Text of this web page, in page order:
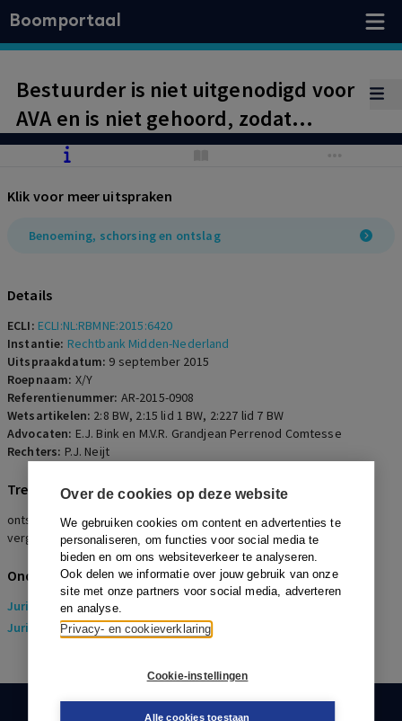
Over de cookies op deze website
We gebruiken cookies om content en advertenties te
personaliseren, om functies voor social media te
bieden en om ons websiteverkeer te analyseren.
Ook delen we informatie over jouw gebruik van onze
site met onze partners voor social media, adverteren
en analyse.
Privacy- en cookieverklaring
Cookie-instellingen
Alle cookies toestaan
Boomportaal
Bestuurder is niet uitgenodigd voor
AVA en is niet gehoord, zodat
ontslagbesluit vernietigbaar is.
Klik voor meer uitspraken
Benoeming, schorsing en ontslag
Details
ECLI: ECLI:NL:RBMNE:2015:6420
Instantie: Rechtbank Midden-Nederland
Uitspraakdatum: 9 september 2015
Roepnaam: X/Y
Referentienummer: AR-2015-0908
Wetsartikelen: 2:8 BW, 2:15 lid 1 BW, 2:227 lid 7 BW
Advocaten: E.J. Bink en M.V.R. Grandjean Perrenod Comtesse
Rechters: P.J. Neijt
Trefwoorden
ontslag statutair bestuurder, horen ontslagbesluit, algemene
vergadering van aandeelhouders, vernietigbaar ontslagbesluit
Onderwerpen
Juridisch> Arbeidsrecht
Juridisch> Sociaal Zekerheidsrecht